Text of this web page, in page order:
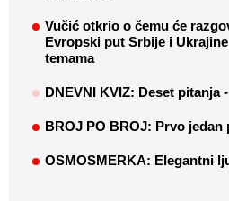
Vučić otkrio o čemu će
Evropski put Srbije i
temama
DNEVNI KVIZ: Deset pitanja
BROJ PO BROJ: Prvo jedan
OSMOSMERKA: Elegantni